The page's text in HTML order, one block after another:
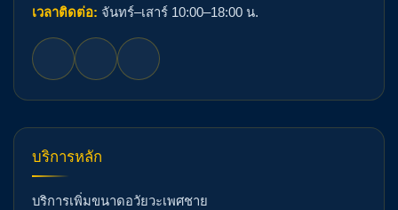
เวลาติดต่อ: จันทร์–เสาร์ 10:00–18:00 น.
บริการหลัก
บริการเพิ่มขนาดอวัยวะเพศชาย